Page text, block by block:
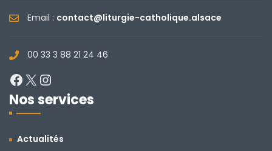
Email : contact@liturgie-catholique.alsace
00 33 3 88 21 24 46
Facebook
X
Nos services
Actualités